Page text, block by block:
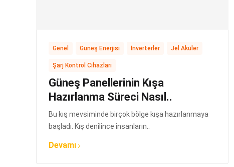
Genel Güneş Enerjisi İnverterler Jel Aküler
Şarj Kontrol Cihazları
Güneş Panellerinin Kışa
Hazırlanma Süreci Nasıl..
Bu kış mevsiminde birçok bölge kışa hazırlanmaya
başladı. Kış denilince insanların..
Devamı